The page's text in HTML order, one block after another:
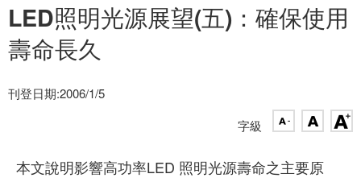
LED照明光源展望(五)：確保使用
壽命長久
刊登日期:2006/1/5
字級
本文說明影響高功率LED 照明光源壽命之主要原